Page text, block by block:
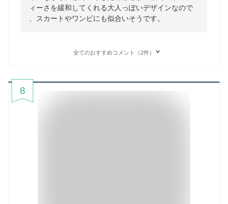
ィーさを緩和してくれる大人っぽいデザインなので
、スカートやワンピにも似合いそうです。
全てのおすすめコメント（2件）
8